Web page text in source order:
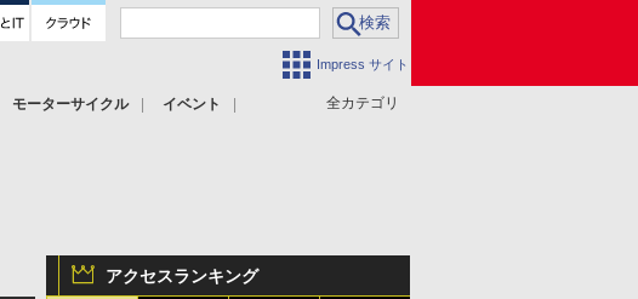
Impress サイト
全カテゴリ
モーターサイクル
イベント
アクセスランキング